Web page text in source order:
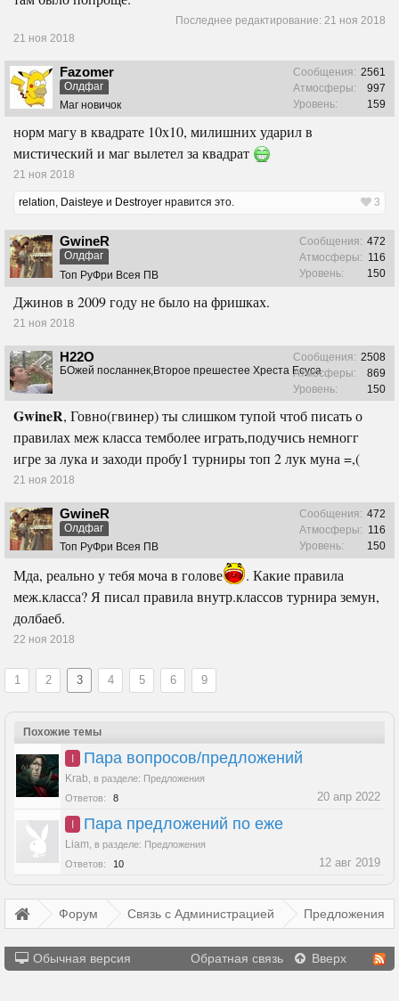
Последнее редактирование: 21 ноя 2018
21 ноя 2018
Fazomer
Олдфаг
Маг новичок
Сообщения: 2561
Атмосферы:
997
Уровень:
159
норм магу в квадрате 10х10, милишних ударил в
мистический и маг вылетел за квадрат
21 ноя 2018
relation, Daisteye и Destroyer нравится это. 3
GwineR
Олдфаг
Топ РуФри Всея ПВ
Сообщения: 472
Атмосферы: 116
Уровень:
150
Джинов в 2009 году не было на фришках.
21 ноя 2018
H22O
БОжей посланнек,Второе прешестее Хреста Есуса
Сообщения: 2508
Атмосферы:
869
Уровень:
150
GwineR, Говно(гвинер) ты слишком тупой чтоб писать о
правилах меж класса темболее играть,подучись немногг
игре за лука и заходи пробу1 турниры топ 2 лук муна =,(
21 ноя 2018
GwineR
Олдфаг
Топ РуФри Всея ПВ
Сообщения: 472
Атмосферы: 116
Уровень:
150
Мда, реально у тебя моча в голове
. Какие правила
меж.класса? Я писал правила внутр.классов турнира земун,
долбаеб.
22 ноя 2018
1 2 3 4 5 6 9
Похожие темы
I Пара вопросов/предложений
Krab в разделе: Предложения
Ответов:
8 20 апр 2022
I Пара предложений по еже
Liam в разделе: Предложения
Ответов:
10 12 авг 2019
Форум Связь с Администрацией Предложения
Обычная версия Обратная связь Вверх